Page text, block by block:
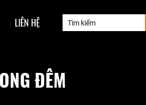
LIÊN HỆ
ĐÊM